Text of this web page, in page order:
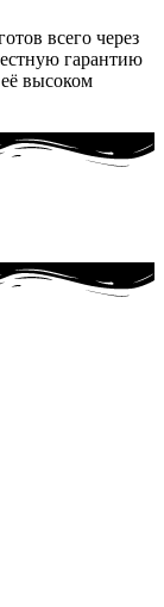
всего через
гарантию
высоком